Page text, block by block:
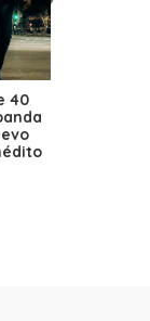
40